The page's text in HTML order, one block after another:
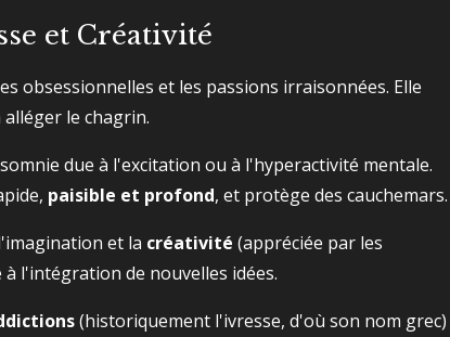
et Créativité
obsessionnelles et les passions irraisonnées. Elle
alléger le chagrin.
due à l'excitation ou à l'hyperactivité mentale.
paisible et profond, et protège des cauchemars.
et la créativité (appréciée par les
l'intégration de nouvelles idées.
(historiquement l'ivresse, d'où son nom grec)